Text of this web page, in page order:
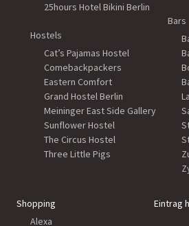
25hours Hotel Bikini Berlin
Hostels
Cat’s Pajamas Hostel
Comebackpackers
Eastern Comfort
Grand Hostel Berlin
Meininger East Side Gallery
Sunflower Hostel
The Circus Hostel
Three Little Pigs
Bars
Shopping
Alexa
Eintrag